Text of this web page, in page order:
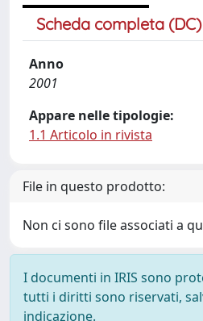
Scheda completa (DC)
Anno
2001
Appare nelle tipologie:
1.1 Articolo in rivista
File in questo prodotto:
Non ci sono file associati a
I documenti in IRIS sono
tutti i diritti sono riservati,
indicazione.